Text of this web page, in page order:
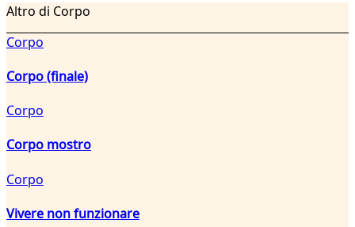
Altro di Corpo
Corpo
Corpo (finale)
Corpo
Corpo mostro
Corpo
Vivere non funzionare